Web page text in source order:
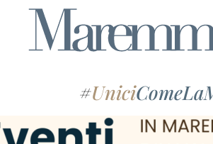
#Unici